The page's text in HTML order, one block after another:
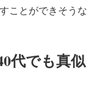
ことができそうな
代でも真似